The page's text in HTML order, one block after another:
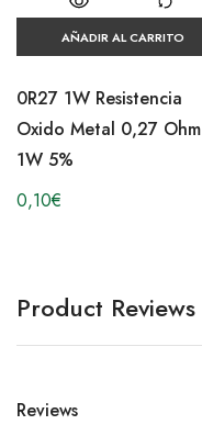
AÑADIR AL CARRITO
0R27 1W Resistencia
Oxido Metal 0,27 Ohm
1W 5%
0,10€
Product Reviews
Reviews